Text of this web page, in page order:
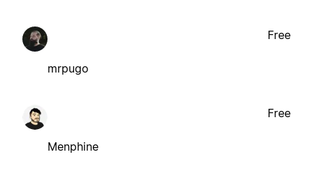
mrpugo
Free
Menphine
Free